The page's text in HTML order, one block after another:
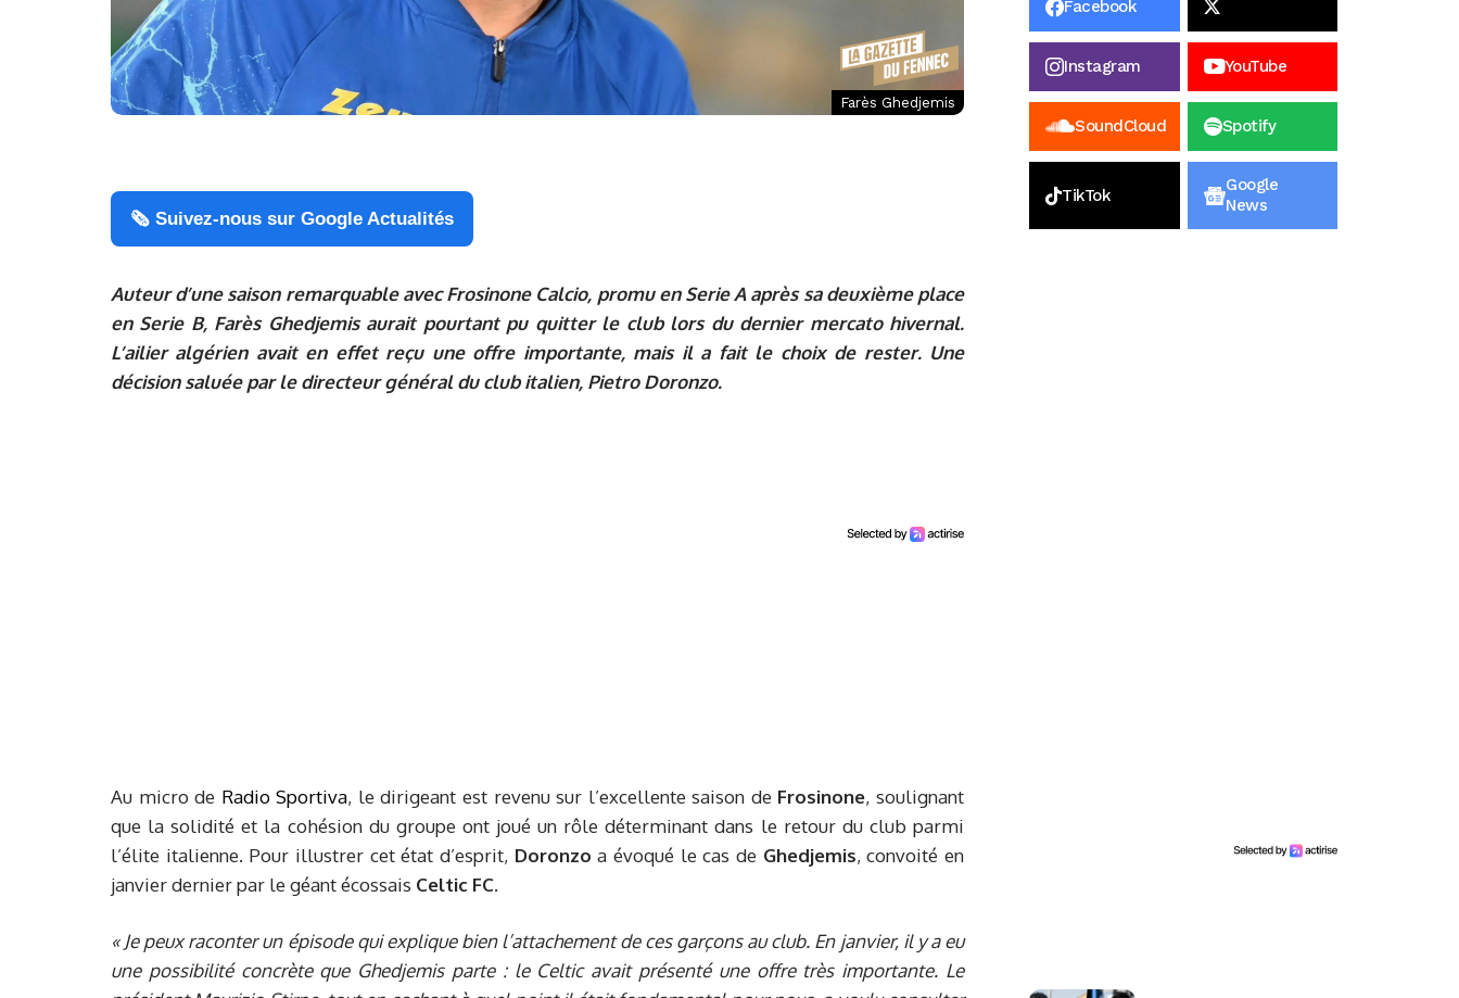
Farès Ghedjemis
🗞️ Suivez-nous sur Google Actualités
Auteur d’une saison remarquable avecFrosinone Calcio, promu enSerie Aaprès sa deuxième place
en Serie B, Farès Ghedjemisaurait pourtant pu quitter le club lors du dernier mercato hivernal.
L’ailier algérien avait en effet reçu une offre importante, mais il a fait le choix de rester. Une
décision saluée par le directeur général du club italien, Pietro Doronzo.
Au micro de Radio Sportiva, le dirigeant est revenu sur l’excellente saison de Frosinone, soulignant
que la solidité et la cohésion du groupe ont joué un rôle déterminant dans le retour du club parmi
l’élite italienne. Pour illustrer cet état d’esprit, Doronzo a évoqué le cas de Ghedjemis, convoité en
janvier dernier par le géant écossais Celtic FC.
« Je peux raconter un épisode qui explique bien l’attachement de ces garçons au club. En janvier, il y a eu
une possibilité concrète que Ghedjemis parte : le Celtic avait présenté une offre très importante. Le
Facebook
Instagram YouTube
SoundCloud Spotify
TikTok
Google
News